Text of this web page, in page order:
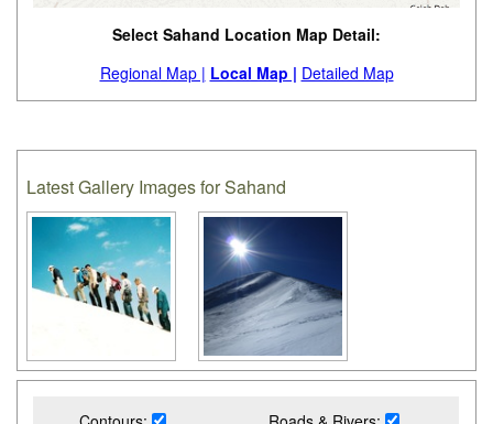
Select Sahand Location Map Detail:
Regional Map | Local Map | Detailed Map
Latest Gallery Images for Sahand